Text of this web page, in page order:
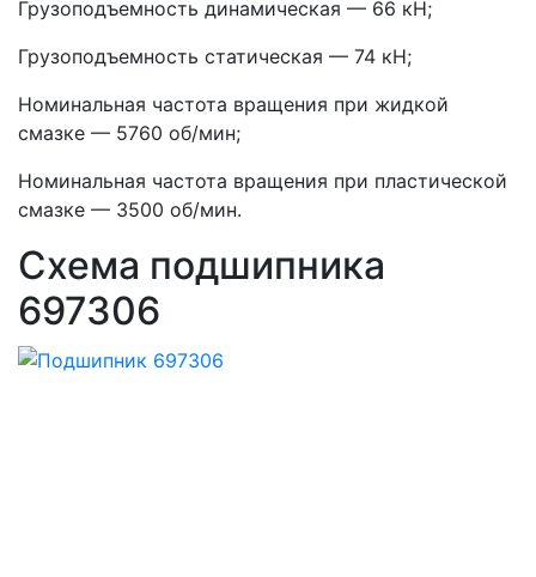
Грузоподъемность динамическая — 66 кН;
Грузоподъемность статическая — 74 кН;
Номинальная частота вращения при жидкой
смазке — 5760 об/мин;
Номинальная частота вращения при пластической
смазке — 3500 об/мин.
Схема подшипника
697306